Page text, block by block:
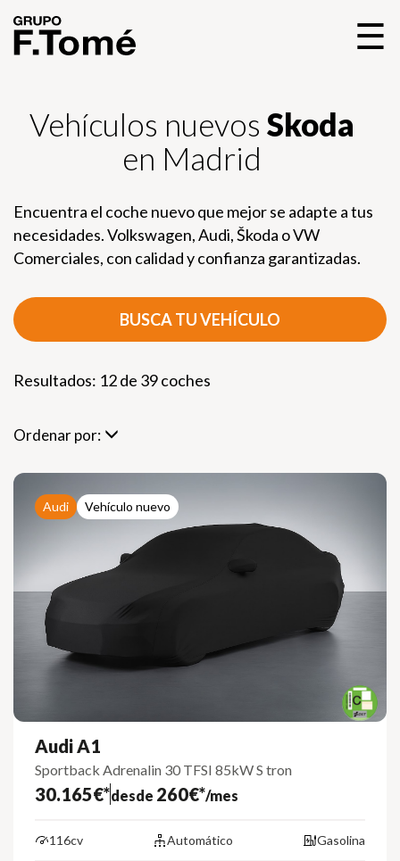
☰
Vehículos nuevos Skoda
en Madrid
Encuentra el coche nuevo que mejor se adapte a tus
necesidades. Volkswagen, Audi, Škoda o VW
Comerciales, con calidad y confianza garantizadas.
BUSCA TU VEHÍCULO
Resultados: 12 de 39 coches
Ordenar por:
Audi Vehículo nuevo
Audi A1
Sportback Adrenalin 30 TFSI 85kW S tron
30.165€*desde 260€*/mes
116cv Automático Gasolina